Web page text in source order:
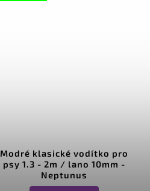
Modré klasické vodítko pro
psy 1.3 - 2m / lano 10mm -
Neptunus